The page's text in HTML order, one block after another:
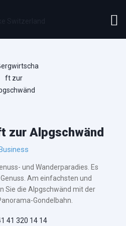
zur Alpgschwänd
und Wanderparadies. Es
Am einfachsten und
Sie die Alpgschwänd mit der
Gondelbahn.
41 320 14 14